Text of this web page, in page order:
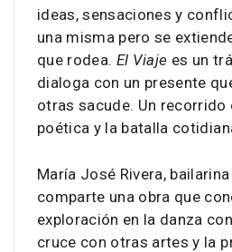
ideas, sensaciones y
una misma pero se
que rodea. El Viaje es un
dialoga con un presente
otras sacude. Un recorrido
poética y la batalla
María José Rivera,
comparte una obra que
exploración en la danza
cruce con otras artes y la